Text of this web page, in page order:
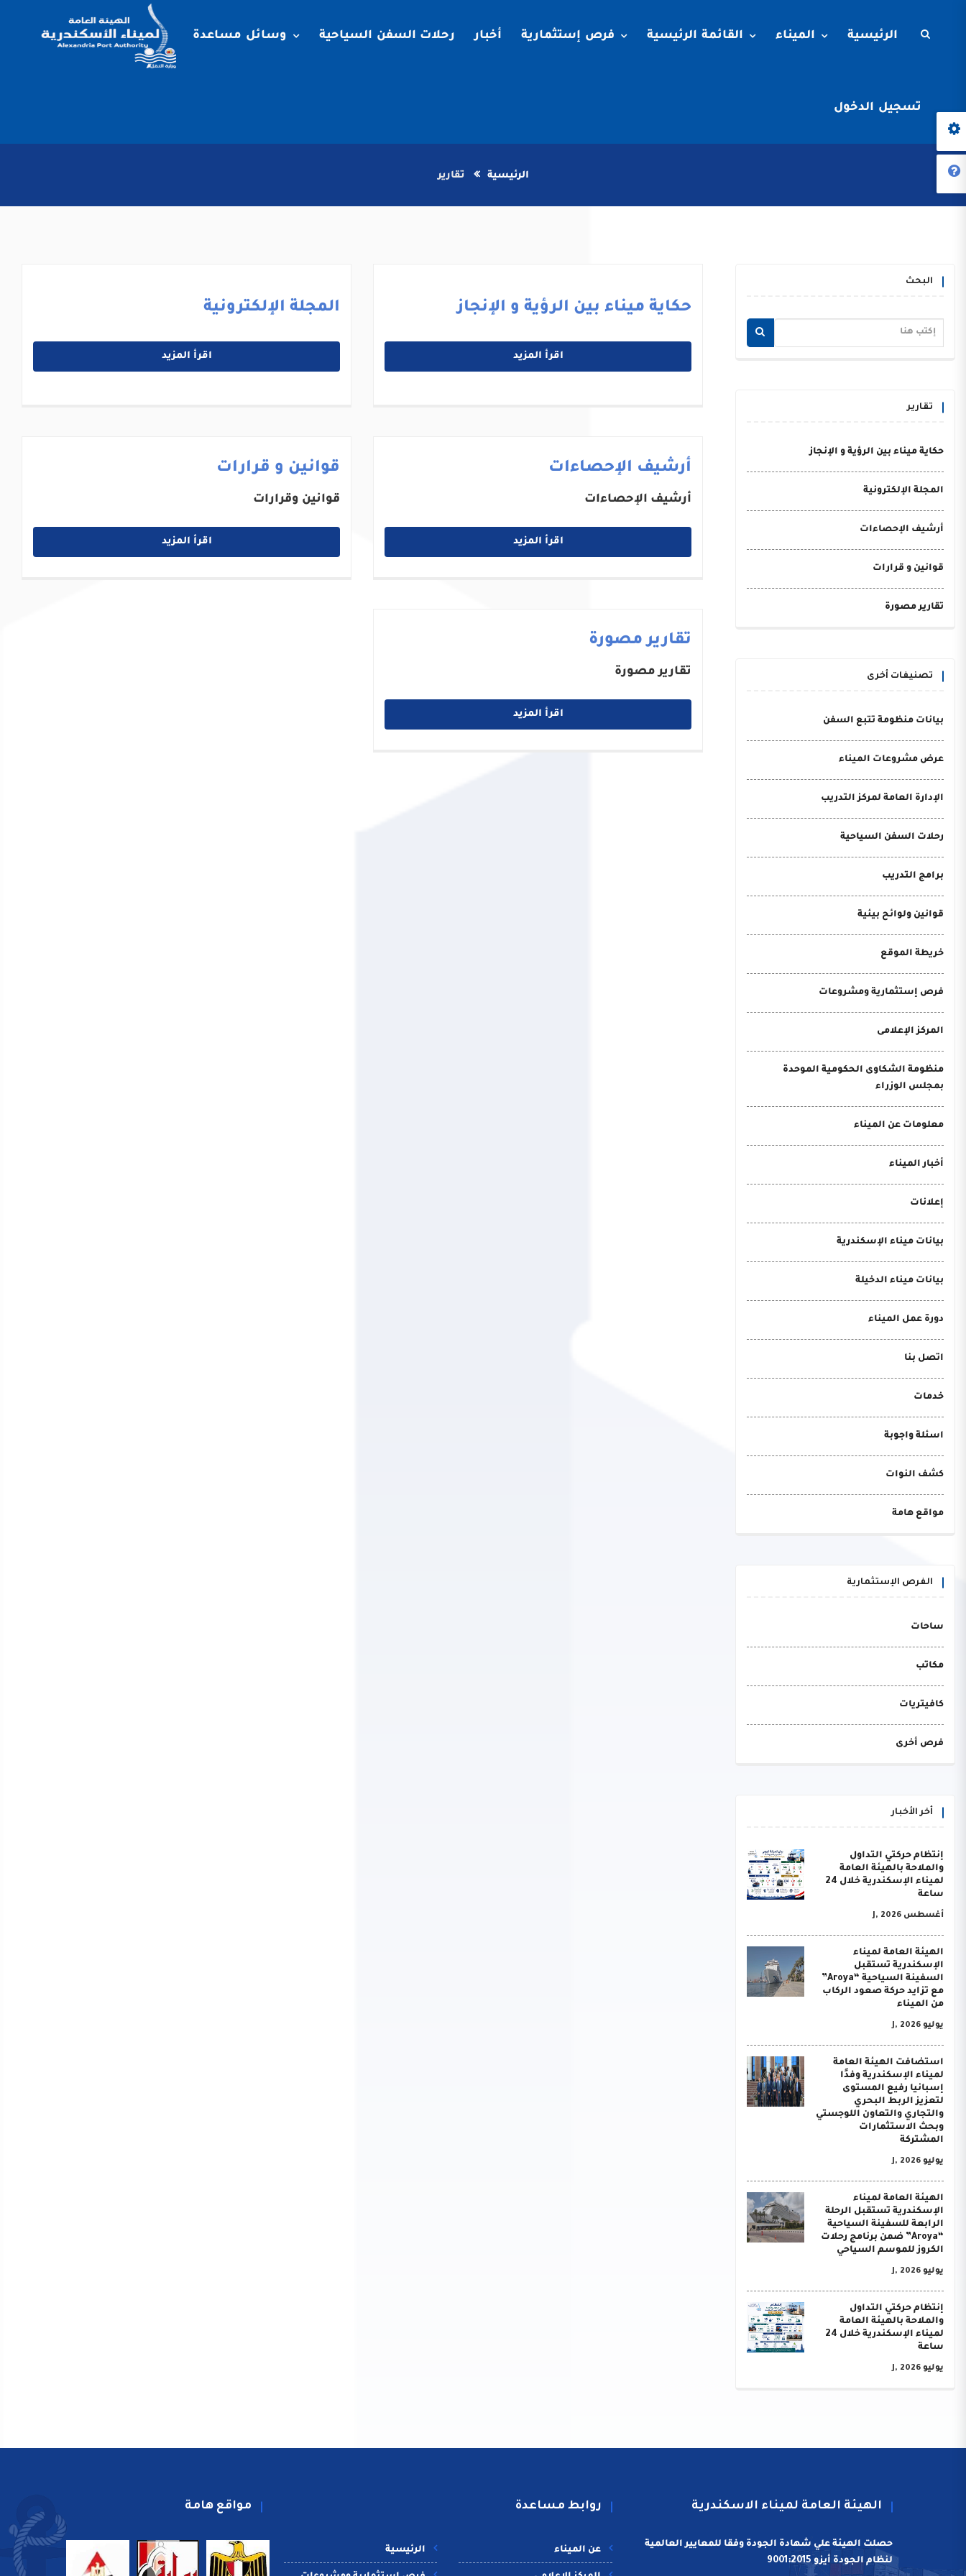
الرئيسية الميناء القائمة الرئيسية فرص إستثمارية أخبار رحلات السفن السياحية وسائل مساعدة
تسجيل الدخول
الرئيسية تقارير
البحث
تقارير
حكاية ميناء بين الرؤية و الإنجاز
المجلة الإلكترونية
أرشيف الإحصاءات
قوانين و قرارات
تقارير مصورة
تصنيفات أخرى
بيانات منظومة تتبع السفن
عرض مشروعات الميناء
الإدارة العامة لمركز التدريب
رحلات السفن السياحية
برامج التدريب
قوانين ولوائح بيئية
خريطة الموقع
فرص إستثمارية ومشروعات
المركز الإعلامى
منظومة الشكاوى الحكومية الموحدة
بمجلس الوزراء
معلومات عن الميناء
أخبار الميناء
إعلانات
بيانات ميناء الإسكندرية
بيانات ميناء الدخيلة
دورة عمل الميناء
اتصل بنا
خدمات
اسئلة واجوبة
كشف النوات
مواقع هامة
الفرص الإستثمارية
ساحات
مكاتب
كافيتريات
فرص أخرى
أخر الأخبار
إنتظام حركتي التداول
والملاحة بالهيئة العامة
لميناء الإسكندرية خلال 24
ساعة
أغسطس J, 2026
الهيئة العامة لميناء
الإسكندرية تستقبل
السفينة السياحية “Aroya”
مع تزايد حركة صعود الركاب
من الميناء
يوليو J, 2026
استضافت الهيئة العامة
لميناء الإسكندرية وفدًا
إسبانيا رفيع المستوى
لتعزيز الربط البحري
والتجاري والتعاون اللوجستي
وبحث الاستثمارات
المشتركة
يوليو J, 2026
الهيئة العامة لميناء
الإسكندرية تستقبل الرحلة
الرابعة للسفينة السياحية
“Aroya” ضمن برنامج رحلات
الكروز للموسم السياحي
يوليو J, 2026
إنتظام حركتي التداول
والملاحة بالهيئة العامة
لميناء الإسكندرية خلال 24
ساعة
يوليو J, 2026
حكاية ميناء بين الرؤية و الإنجاز
اقرأ المزيد
المجلة الإلكترونية
اقرأ المزيد
أرشيف الإحصاءات
أرشيف الإحصاءات
اقرأ المزيد
قوانين و قرارات
قوانين وقرارات
اقرأ المزيد
تقارير مصورة
تقارير مصورة
اقرأ المزيد
الهيئة العامة لميناء الاسكندرية
حصلت الهيئة علي شهادة الجودة وفقا للمعايير العالمية
لنظام الجودة أيزو 9001:2015
روابط مساعدة
الرئيسية عن الميناء
مواقع هامة